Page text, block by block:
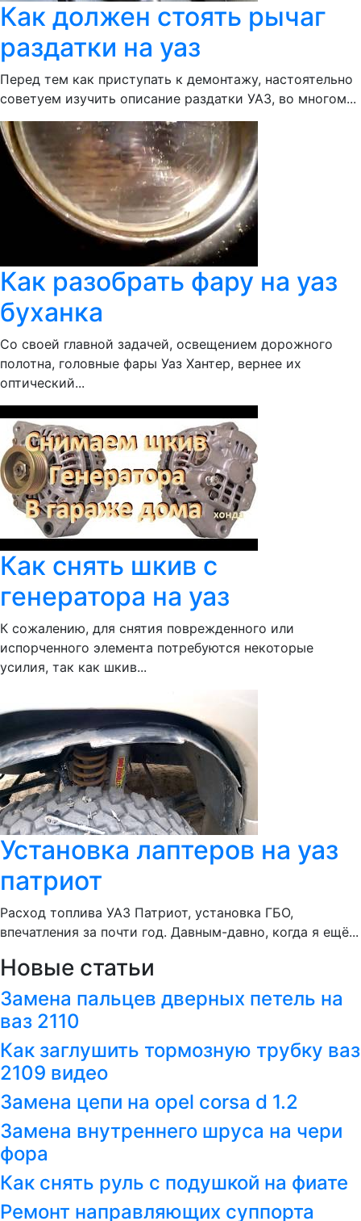
Как должен стоять рычаг
раздатки на уаз
Перед тем как приступать к демонтажу, настоятельно
советуем изучить описание раздатки УАЗ, во многом...
Как разобрать фару на уаз
буханка
Со своей главной задачей, освещением дорожного
полотна, головные фары Уаз Хантер, вернее их
оптический...
Как снять шкив с
генератора на уаз
К сожалению, для снятия поврежденного или
испорченного элемента потребуются некоторые
усилия, так как шкив...
Установка лаптеров на уаз
патриот
Расход топлива УАЗ Патриот, установка ГБО,
впечатления за почти год. Давным-давно, когда я ещё...
Новые статьи
Замена пальцев дверных петель на
ваз 2110
Как заглушить тормозную трубку ваз
2109 видео
Замена цепи на opel corsa d 1.2
Замена внутреннего шруса на чери
фора
Как снять руль с подушкой на фиате
Ремонт направляющих суппорта